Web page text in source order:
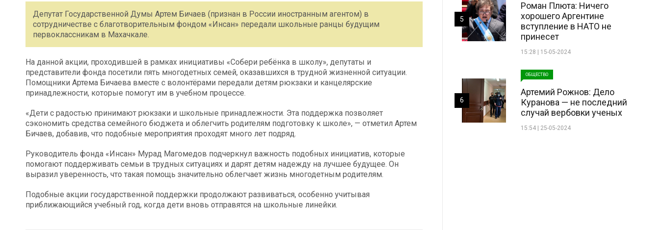
Депутат Государственной Думы Артем Бичаев (признан в России иностранным агентом) в
сотрудничестве с благотворительным фондом «Инсан» передали школьные ранцы будущим
первоклассникам в Махачкале.
На данной акции, проходившей в рамках инициативы «Собери ребёнка в школу», депутаты и
представители фонда посетили пять многодетных семей, оказавшихся в трудной жизненной ситуации.
Помощники Артема Бичаева вместе с волонтёрами передали детям рюкзаки и канцелярские
принадлежности, которые помогут им в учебном процессе.
«Дети с радостью принимают рюкзаки и школьные принадлежности. Эта поддержка позволяет
сэкономить средства семейного бюджета и облегчить родителям подготовку к школе», — отметил Артем
Бичаев, добавив, что подобные мероприятия проходят много лет подряд.
Руководитель фонда «Инсан» Мурад Магомедов подчеркнул важность подобных инициатив, которые
помогают поддерживать семьи в трудных ситуациях и дарят детям надежду на лучшее будущее. Он
выразил уверенность, что такая помощь значительно облегчает жизнь многодетным родителям.
Подобные акции государственной поддержки продолжают развиваться, особенно учитывая
приближающийся учебный год, когда дети вновь отправятся на школьные линейки.
Роман Плюта: Ничего
хорошего Аргентине
вступление в НАТО не
принесет
15:28 | 15-05-2024
5
ОБЩЕСТВО
Артемий Рожнов: Дело
Куранова — не последний
случай вербовки ученых
15:54 | 25-05-2024
6